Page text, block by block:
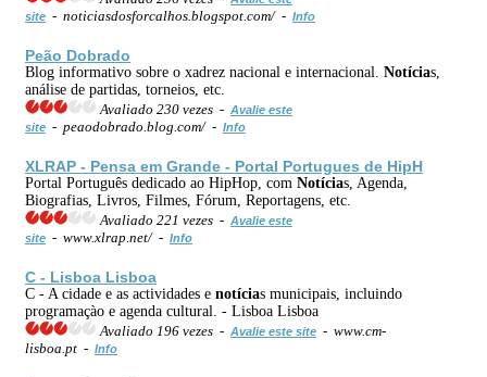
site - noticiasdosforcalhos.blogspot.com/ - Info
Peão Dobrado
Blog informativo sobre o xadrez nacional e internacional. Notícias,
análise de partidas, torneios, etc.
Avaliado 230 vezes - Avalie este
site - peaodobrado.blog.com/ - Info
XLRAP - Pensa em Grande - Portal Portugues de HipH
Portal Português dedicado ao HipHop, com Notícias, Agenda,
Biografias, Livros, Filmes, Fórum, Reportagens, etc.
Avaliado 221 vezes - Avalie este
site - www.xlrap.net/ - Info
C - Lisboa Lisboa
C - A cidade e as actividades e notícias municipais, incluindo
programaçào e agenda cultural. - Lisboa Lisboa
Avaliado 196 vezes - Avalie este site - www.cm-
lisboa.pt - Info